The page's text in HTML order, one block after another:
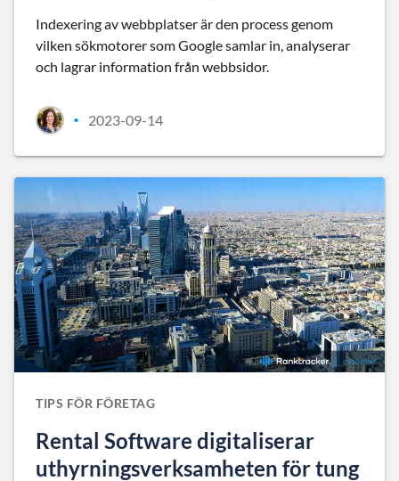
Indexering av webbplatser är den process genom
vilken sökmotorer som Google samlar in, analyserar
och lagrar information från webbsidor.
• 2023-09-14
TIPS FÖR FÖRETAG
Rental Software digitaliserar
uthyrningsverksamheten för tung